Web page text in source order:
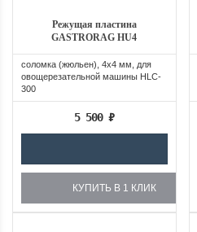
Режущая пластина
GASTRORAG HU4
соломка (жюльен), 4х4 мм, для
овощерезательной машины HLC-
300
5 500₽
КУПИТЬ В 1 КЛИК